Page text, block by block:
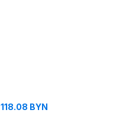
118.08 BYN